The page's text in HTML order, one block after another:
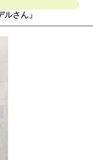
ぷかぷか日記
さん」